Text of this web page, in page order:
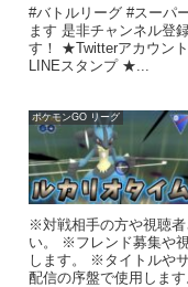
#バトルリーグ #スーパ
ます 是非チャンネル登
す！ ★Twitterアカウン
LINEスタンプ ★...
ポケモンGO リーグ
※対戦相手の方や視聴者
い。 ※フレンド募集や
します。 ※タイトルや
配信の序盤で使用しま